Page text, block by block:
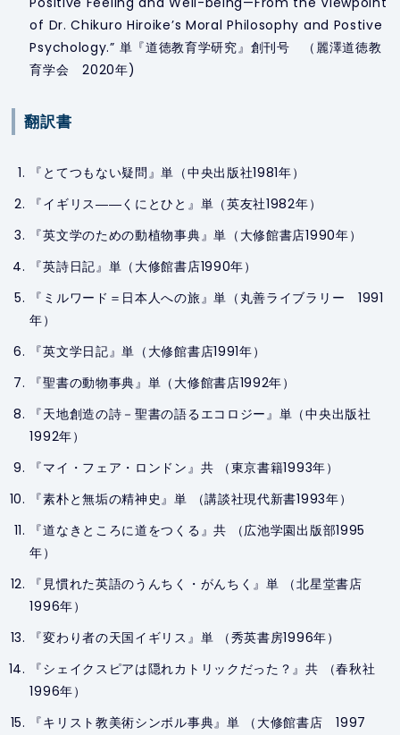
of Dr. Chikuro Hiroike’s Moral Philosophy and Postive
Psychology.” 単『道徳教育学研究』創刊号 （麗澤道徳教
育学会 2020年)
翻訳書
『とてつもない疑問』単（中央出版社1981年）
『イギリス――くにとひと』単（英友社1982年）
『英文学のための動植物事典』単（大修館書店1990年）
『英詩日記』単（大修館書店1990年）
『ミルワード＝日本人への旅』単（丸善ライブラリー 1991
年）
『英文学日記』単（大修館書店1991年）
『聖書の動物事典』単（大修館書店1992年）
『天地創造の詩－聖書の語るエコロジー』単（中央出版社
1992年）
『マイ・フェア・ロンドン』共 （東京書籍1993年）
『素朴と無垢の精神史』単 （講談社現代新書1993年）
『道なきところに道をつくる』共 （広池学園出版部1995
年）
『見慣れた英語のうんちく・がんちく』単 （北星堂書店
1996年）
『変わり者の天国イギリス』単 （秀英書房1996年）
『シェイクスピアは隠れカトリックだった？』共 （春秋社
1996年）
『キリスト教美術シンボル事典』単 （大修館書店 1997